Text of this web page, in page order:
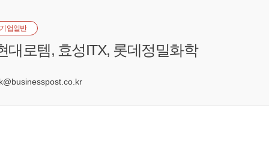
기업일반
대로템, 효성ITX, 롯데정밀화학